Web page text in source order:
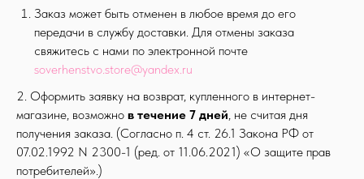
Заказ может быть отменен в любое время до его
передачи в службу доставки. Для отмены заказа
свяжитесь с нами по электронной почте
soverhenstvo.store@yandex.ru
2. Оформить заявку на возврат, купленного в интернет-
магазине, возможно в течение 7 дней, не считая дня
получения заказа. (Согласно п. 4 ст. 26.1 Закона РФ от
07.02.1992 N 2300-1 (ред. от 11.06.2021) «О защите прав
потребителей».)